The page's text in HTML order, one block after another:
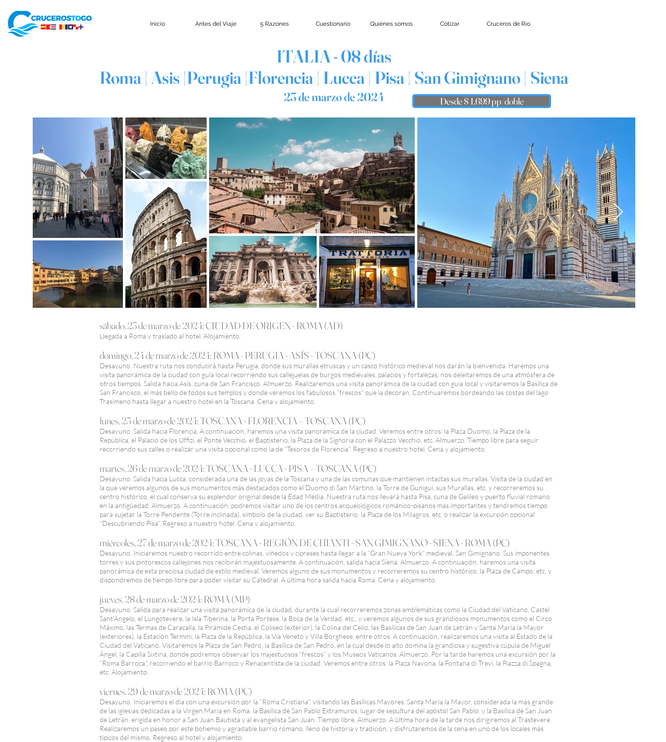
Inicio Antes del Viaje 5 Razones Cuestionario Quiénes somos Cotizar Cruceros de Rio
Desde $ 1,699 pp/doble
ITALIA - 08 días
Roma | Asis |Perugia |Florencia | Lucca | Pisa | San Gimignano | Siena
23 de marzo de 2024
sábado, 23 de marzo de 2024: CIUDAD DE ORIGEN - ROMA (AD)
Llegada a Roma y traslado al hotel. Alojamiento.
domingo, 24 de marzo de 2024: ROMA - PERUGIA - ASÍS - TOSCANA (PC)
Desayuno. Nuestra ruta nos conducirá hasta Perugia, donde sus murallas etruscas y un casco histórico medieval nos darán la bienvenida. Haremos una
visita panorámica de la ciudad con guía local recorriendo sus callejuelas de burgos medievales, palacios y fortalezas, nos deleitaremos de una atmósfera de
otros tiempos. Salida hacia Asís, cuna de San Francisco. Almuerzo. Realizaremos una visita panorámica de la ciudad con guía local y visitaremos la Basílica de
San Francisco, el más bello de todos sus templos y donde veremos los fabulosos “frescos” que la decoran. Continuaremos bordeando las costas del lago
Trasimeno hasta llegar a nuestro hotel en la Toscana. Cena y alojamiento.
lunes, 25 de marzo de 2024: TOSCANA - FLORENCIA – TOSCANA (PC)
Desayuno. Salida hacia Florencia. A continuación, haremos una visita panorámica de la ciudad. Veremos entre otros: la Plaza Duomo, la Plaza de la
República, el Palacio de los Uffizi, el Ponte Vecchio, el Baptisterio, la Plaza de la Signoria con el Palazzo Vecchio, etc. Almuerzo. Tiempo libre para seguir
recorriendo sus calles o realizar una visita opcional como la de “Tesoros de Florencia”. Regreso a nuestro hotel. Cena y alojamiento.
martes, 26 de marzo de 2024: TOSCANA - LUCCA - PISA – TOSCANA (PC)
Desayuno. Salida hacia Lucca, considerada una de las joyas de la Toscana y una de las comunas que mantienen intactas sus murallas. Visita de la ciudad en
la que veremos algunos de sus monumentos más destacados como el Duomo di San Martino, la Torre de Gunigui, sus Murallas, etc. y recorreremos su
centro histórico, el cual conserva su esplendor original desde la Edad Media. Nuestra ruta nos llevará hasta Pisa, cuna de Galileo y puerto fluvial romano
en la antigüedad. Almuerzo. A continuación, podremos visitar uno de los centros arqueológicos románico-pisanos más importantes y tendremos tiempo
para sujetar la Torre Pendente (Torre inclinada), símbolo de la ciudad, ver su Baptisterio, la Plaza de los Milagros, etc. o realizar la excursión opcional
“Descubriendo Pisa”. Regreso a nuestro hotel. Cena y alojamiento.
miércoles, 27 de marzo de 2024: TOSCANA - REGIÓN DE CHIANTI - SAN GIMIGNANO - SIENA - ROMA (PC)
Desayuno. Iniciaremos nuestro recorrido entre colinas, viñedos y cipreses hasta llegar a la “Gran Nueva York” medieval, San Gimignano. Sus imponentes
torres y sus pintorescos callejones nos recibirán majestuosamente. A continuación, salida hacia Siena. Almuerzo. A continuación, haremos una visita
panorámica de esta preciosa ciudad de estilo medieval. Veremos alguno de sus monumentos y recorreremos su centro histórico, la Plaza de Campo, etc. y
dispondremos de tiempo libre para poder visitar su Catedral. A última hora salida hacia Roma. Cena y alojamiento.
jueves, 28 de marzo de 2024: ROMA (MP)
Desayuno. Salida para realizar una visita panorámica de la ciudad, durante la cual recorreremos zonas emblemáticas como la Ciudad del Vaticano, Castel
Sant'Angelo, el Lungotevere, la Isla Tiberina, la Porta Portese, la Boca de la Verdad, etc., y veremos algunos de sus grandiosos monumentos como el Circo
Máximo, las Termas de Caracalla, la Pirámide Cestia, el Coliseo (exterior), la Colina del Celio, las Basílicas de San Juan de Letrán y Santa María la Mayor
(exteriores), la Estación Termini, la Plaza de la República, la Vía Veneto y Villa Borghese, entre otros. A continuación, realizaremos una visita al Estado de la
Ciudad del Vaticano. Visitaremos la Plaza de San Pedro, la Basílica de San Pedro, en la cual desde lo alto domina la grandiosa y sugestiva cúpula de Miguel
Ángel, la Capilla Sixtina, donde podremos observar los majestuosos “frescos” y los Museos Vaticanos. Almuerzo. Por la tarde haremos una excursión por la
“Roma Barroca”, recorriendo el barrio Barroco y Renacentista de la ciudad. Veremos entre otros: la Plaza Navona, la Fontana di Trevi, la Piazza di Spagna,
etc. Alojamiento.
viernes, 29 de marzo de 2024: ROMA (PC)
Desayuno. Iniciaremos el día con una excursión por la “Roma Cristiana”, visitando las Basílicas Mayores: Santa María la Mayor, considerada la más grande
de las iglesias dedicadas a la Virgen María en Roma, la Basílica de San Pablo Extramuros, lugar de sepultura del apóstol San Pablo, y la Basílica de San Juan
de Letrán, erigida en honor a San Juan Bautista y al evangelista San Juan. Tiempo libre. Almuerzo. A última hora de la tarde nos dirigiremos al Trastevere.
Realizaremos un paseo por este bohemio y agradable barrio romano, lleno de historia y tradición, y disfrutaremos de la cena en uno de los locales más
típicos del mismo. Regreso al hotel y alojamiento.